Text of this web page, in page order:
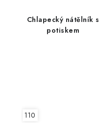
Chlapecký nátělník s
potiskem
110